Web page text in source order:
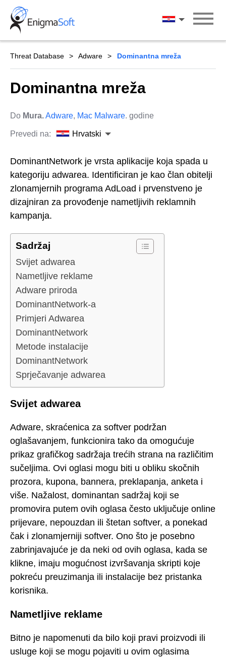
Skip
content
Hrvatski
Threat Database Adware Dominantna mreža
Dominantna mreža
Do Mura.Adware, Mac Malware. godine
Prevedi na: Hrvatski
DominantNetwork je vrsta aplikacije koja spada u
kategoriju adwarea. Identificiran je kao član obitelji
zlonamjernih programa AdLoad i prvenstveno je
dizajniran za provođenje nametljivih reklamnih
kampanja.
Sadržaj
Svijet adwarea
Nametljive reklame
Adware priroda
DominantNetwork-a
Primjeri Adwarea
DominantNetwork
Metode instalacije
DominantNetwork
Sprječavanje adwarea
Svijet adwarea
Adware, skraćenica za softver podržan
oglašavanjem, funkcionira tako da omogućuje
prikaz grafičkog sadržaja trećih strana na različitim
sučeljima. Ovi oglasi mogu biti u obliku skočnih
prozora, kupona, bannera, preklapanja, anketa i
više. Nažalost, dominantan sadržaj koji se
promovira putem ovih oglasa često uključuje online
prijevare, nepouzdan ili štetan softver, a ponekad
čak i zlonamjerniji softver. Ono što je posebno
zabrinjavajuće je da neki od ovih oglasa, kada se
klikne, imaju mogućnost izvršavanja skripti koje
pokreću preuzimanja ili instalacije bez pristanka
korisnika.
Nametljive reklame
Bitno je napomenuti da bilo koji pravi proizvodi ili
usluge koji se mogu pojaviti u ovim oglasima